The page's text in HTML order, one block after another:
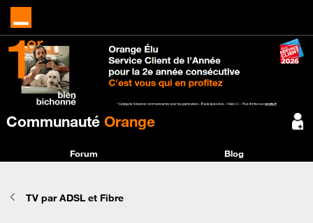
Communauté Orange
Forum Blog
TV par ADSL et Fibre